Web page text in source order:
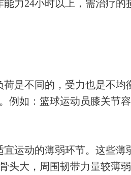
能力24小时以上，需治疗的
是不同的，受力也是不均
例如：篮球运动员膝关节容
运动的薄弱环节。这些薄
头大，周围韧带力量较薄